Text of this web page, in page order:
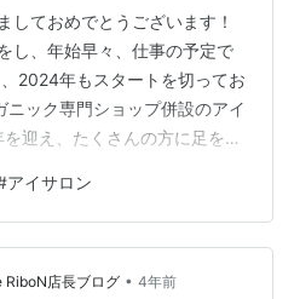
しておめでとうございます！
し、年始早々、仕事の予定で
2024年もスタートを切ってお
ック専門ショップ併設のアイ
迎え、たくさんの方に足を運
自身は、事情状況に左右され
でどこにいっても通用するビ
に、24才のときから鍛えてき
確信を持っています。 2024年
アイサロン
店長ブログ • 4年前